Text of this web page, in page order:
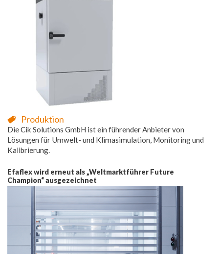
Produktion
Die Cik Solutions GmbH ist ein führender Anbieter von
Lösungen für Umwelt- und Klimasimulation, Monitoring und
Kalibrierung.
Efaflex wird erneut als „Weltmarktführer Future
Champion“ ausgezeichnet